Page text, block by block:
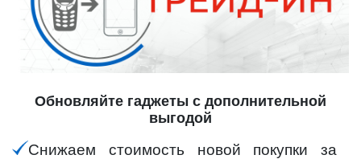
Обновляйте гаджеты с дополнительной
выгодой
Снижаем стоимость новой покупки за